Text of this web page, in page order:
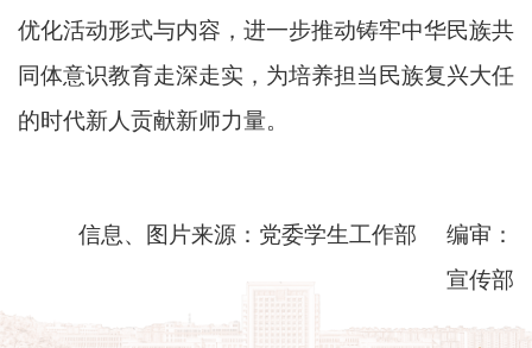
优化活动形式与内容，进一步推动铸牢中华民族共
同体意识教育走深走实，为培养担当民族复兴大任
的时代新人贡献新师力量。
信息、图片来源：党委学生工作部 编审：
宣传部